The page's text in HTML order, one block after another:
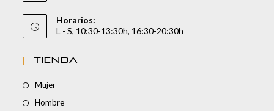
Horarios:
L - S, 10:30-13:30h, 16:30-20:30h
TIENDA
Mujer
Hombre